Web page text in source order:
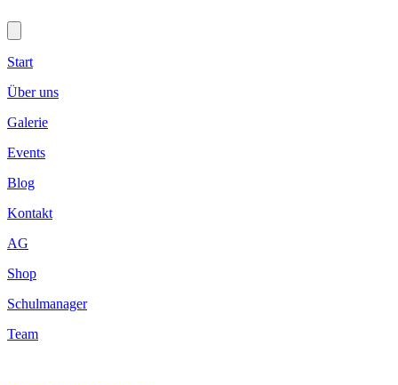
Start
Über uns
Galerie
Events
Blog
Kontakt
AG
Shop
Schulmanager
Team